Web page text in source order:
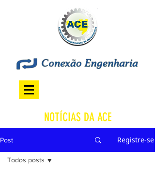
NOTÍCIAS DA ACE
Post Registre-se
Todos posts